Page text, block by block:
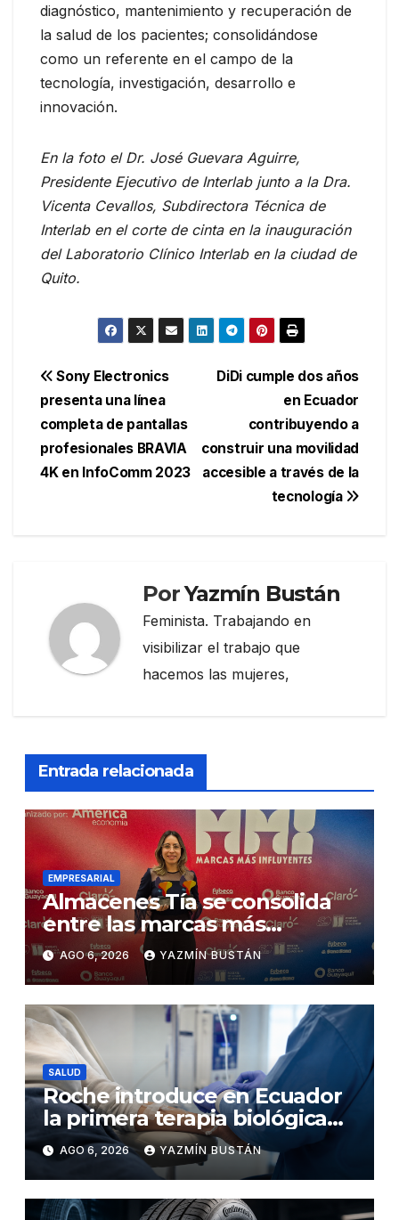
diagnóstico, mantenimiento y recuperación de
la salud de los pacientes; consolidándose
como un referente en el campo de la
tecnología, investigación, desarrollo e
innovación.
En la foto el Dr. José Guevara Aguirre,
Presidente Ejecutivo de Interlab junto a la Dra.
Vicenta Cevallos, Subdirectora Técnica de
Interlab en el corte de cinta en la inauguración
del Laboratorio Clínico Interlab en la ciudad de
Quito.
Navegación
de
entradas
DiDi cumple dos años
en Ecuador
contribuyendo a
construir una movilidad
accesible a través de la
tecnología
Sony Electronics
presenta una línea
completa de pantallas
profesionales BRAVIA
4K en InfoComm 2023
PorYazmín Bustán
Feminista. Trabajando en
visibilizar el trabajo que
hacemos las mujeres,
Entrada relacionada
EMPRESARIAL
Almacenes Tía se consolida
entre las marcas más
influyentes del Ecuador
AGO 6, 2026 YAZMÍN BUSTÁN
SALUD
Roche introduce en Ecuador
la primera terapia biológica
de precisión capaz de
detener el daño renal por
nefritis lúpica
AGO 6, 2026 YAZMÍN BUSTÁN